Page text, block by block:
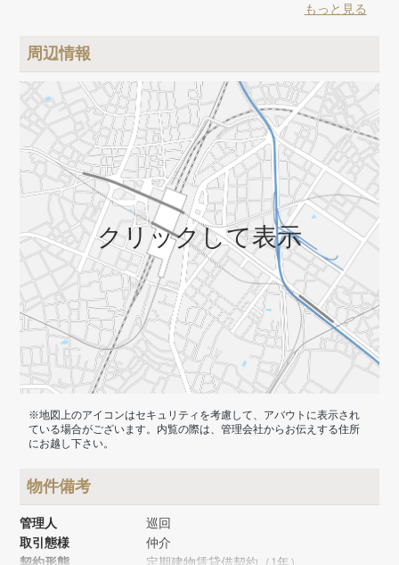
もっと見る
周辺情報
クリックして表示
※地図上のアイコンはセキュリティを考慮して、アバウトに表示され
ている場合がございます。内覧の際は、管理会社からお伝えする住所
にお越し下さい。
物件備考
管理人
巡回
取引態様
仲介